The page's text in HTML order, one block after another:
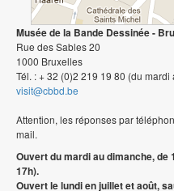
Musée de la Bande Dessinée -
Rue des Sables 20
1000 Bruxelles
Tél. : + 32 (0)2 219 19 80 (du
visit@cbbd.be
Attention, les réponses par
mail.
Ouvert du mardi au dimanche,
17h).
Ouvert le lundi en juillet et août,